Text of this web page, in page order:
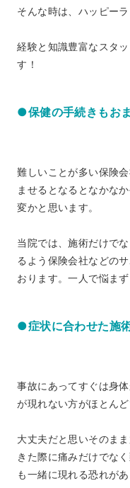
そんな時は、ハッピー
経験と知識豊富なスタ
す！
●保健の手続きもお
難しいことが多い保険
ませるとなるとなかな
変かと思います。
当院では、施術だけで
るよう保険会社などの
おります。一人で悩ま
●症状に合わせた施
事故にあってすぐは身
が現れない方がほとんど
大丈夫だと思いそのま
きた際に痛みだけでな
も一緒に現れる恐れが